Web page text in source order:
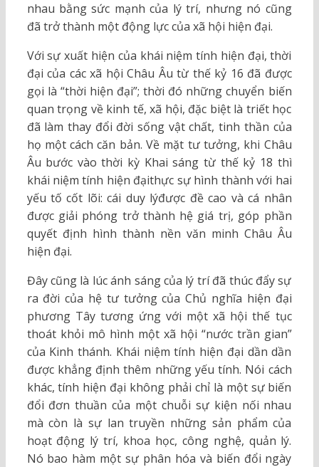
nhau bằng sức mạnh của lý trí, nhưng nó cũng
đã trở thành một động lực của xã hội hiện đại.
Với sự xuất hiện của khái niệm tính hiện đại, thời
đại của các xã hội Châu Âu từ thế kỷ 16 đã được
gọi là “thời hiện đại”; thời đó những chuyển biến
quan trọng về kinh tế, xã hội, đặc biệt là triết học
đã làm thay đổi đời sống vật chất, tinh thần của
họ một cách căn bản. Về mặt tư tưởng, khi Châu
Âu bước vào thời kỳ Khai sáng từ thế kỷ 18 thì
khái niệm tính hiện đạithực sự hình thành với hai
yếu tố cốt lõi: cái duy lýđược đề cao và cá nhân
được giải phóng trở thành hệ giá trị, góp phần
quyết định hình thành nền văn minh Châu Âu
hiện đại.
Đây cũng là lúc ánh sáng của lý trí đã thúc đẩy sự
ra đời của hệ tư tưởng của Chủ nghĩa hiện đại
phương Tây tương ứng với một xã hội thế tục
thoát khỏi mô hình một xã hội “nước trần gian”
của Kinh thánh. Khái niệm tính hiện đại dần dần
được khẳng định thêm những yếu tính. Nói cách
khác, tính hiện đại không phải chỉ là một sự biến
đổi đơn thuần của một chuỗi sự kiện nối nhau
mà còn là sự lan truyền những sản phẩm của
hoạt động lý trí, khoa học, công nghệ, quản lý.
Nó bao hàm một sự phân hóa và biến đổi ngày